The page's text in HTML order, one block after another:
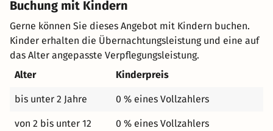
Buchung mit Kindern
Gerne können Sie dieses Angebot mit Kindern buchen.
Kinder erhalten die Übernachtungsleistung und eine auf
das Alter angepasste Verpflegungsleistung.
Alter
Kinderpreis
bis unter 2 Jahre 0 % eines Vollzahlers
von 2 bis unter 12
0 % eines Vollzahlers